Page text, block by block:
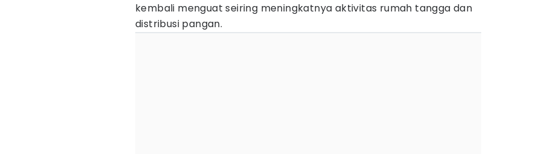
kembali menguat seiring meningkatnya aktivitas rumah tangga dan
distribusi pangan.